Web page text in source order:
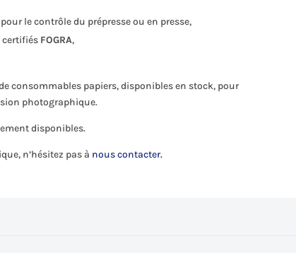
le contrôle du prépresse ou en presse,
certifiés FOGRA,
consommables papiers, disponibles en stock, pour
photographique.
disponibles.
n’hésitez pas à nous contacter.